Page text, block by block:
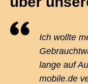
Ich wollte
lange auf
mobile.de